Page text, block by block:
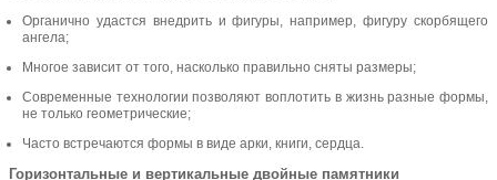
Органично удастся внедрить и фигуры, например, фигуру скорбящего
ангела;
Многое зависит от того, насколько правильно сняты размеры;
Современные технологии позволяют воплотить в жизнь разные формы,
не только геометрические;
Часто встречаются формы в виде арки, книги, сердца.
Горизонтальные и вертикальные двойные памятники